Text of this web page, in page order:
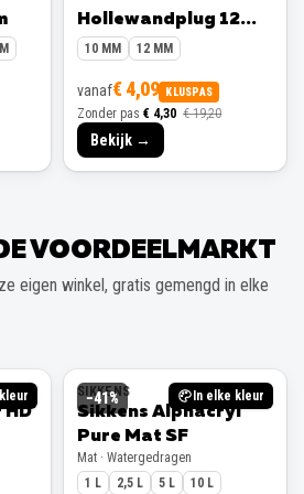
Hollewandplug 12
mm 10 stuks
10 MM 12 MM
vanaf€ 4,09 KLUSPAS
Zonder pas € 4,30 € 19,20
Bekijk →
VOORDEELMARKT
eigen winkel, gratis gemengd in elke
−41% In elke kleur
SIKKENS
Sikkens Alphacryl
Pure Mat SF
Mat · Watergedragen
1 L
2,5 L 5 L 10 L